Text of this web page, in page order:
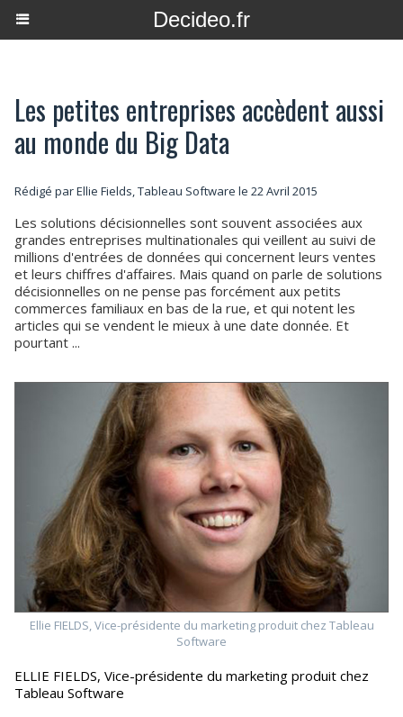
Decideo.fr
Les petites entreprises accèdent aussi
au monde du Big Data
Rédigé par Ellie Fields, Tableau Software le 22 Avril 2015
Les solutions décisionnelles sont souvent associées aux
grandes entreprises multinationales qui veillent au suivi de
millions d'entrées de données qui concernent leurs ventes
et leurs chiffres d'affaires. Mais quand on parle de solutions
décisionnelles on ne pense pas forcément aux petits
commerces familiaux en bas de la rue, et qui notent les
articles qui se vendent le mieux à une date donnée. Et
pourtant ...
Ellie FIELDS, Vice-présidente du marketing produit chez Tableau
Software
ELLIE FIELDS, Vice-présidente du marketing produit chez
Tableau Software